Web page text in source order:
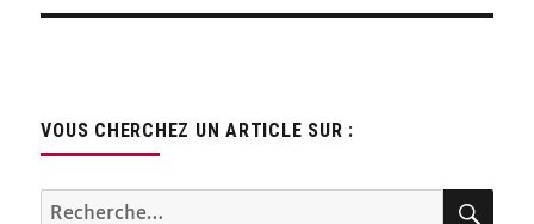
VOUS CHERCHEZ UN ARTICLE SUR :
Recherche